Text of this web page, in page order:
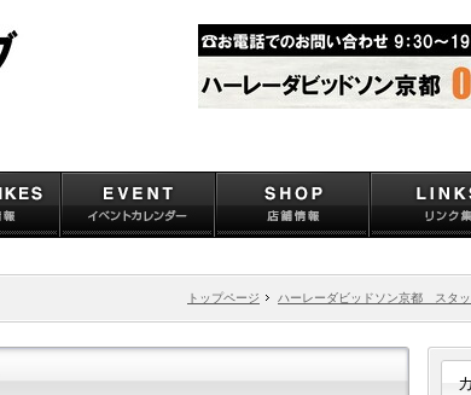
トップページ ハーレーダビッドソン京都 スタ